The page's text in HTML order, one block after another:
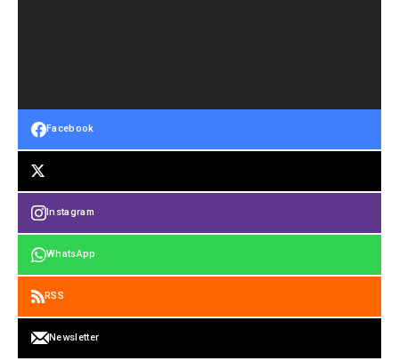
Facebook
Instagram
WhatsApp
RSS
Newsletter